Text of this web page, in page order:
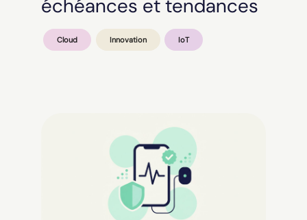
échéances et tendances
Cloud Innovation IoT